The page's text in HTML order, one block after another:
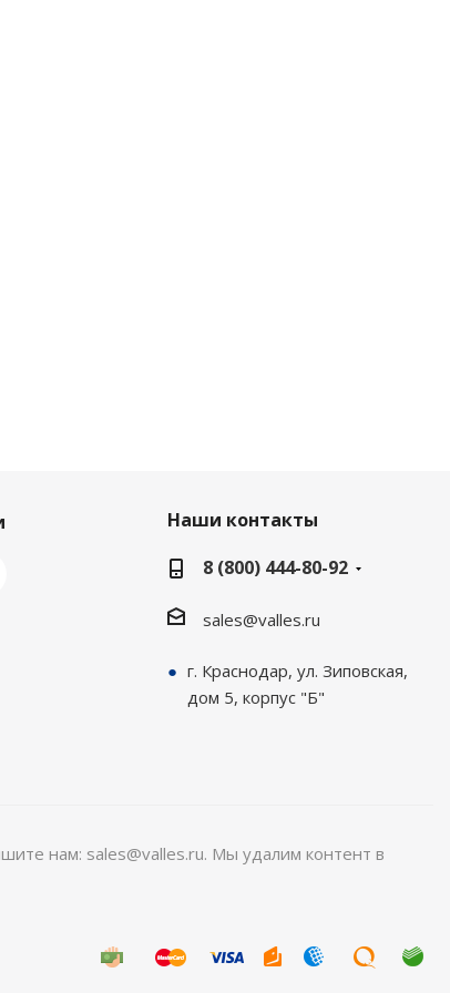
Наши контакты
8 (800) 444-80-92
sales@valles.ru
г. Краснодар, ул. Зиповская,
дом 5, корпус "Б"
нам: sales@valles.ru. Мы удалим контент в